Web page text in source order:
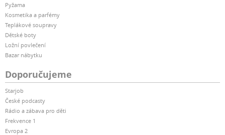
Pyžama
Kosmetika a parfémy
Teplákové soupravy
Dětské boty
Ložní povlečení
Bazar nábytku
Doporučujeme
Starjob
České podcasty
Rádio a zábava pro děti
Frekvence 1
Evropa 2